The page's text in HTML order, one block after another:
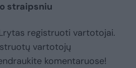
straipsniu
registruoti vartotojai.
vartotojų
komentaruose!